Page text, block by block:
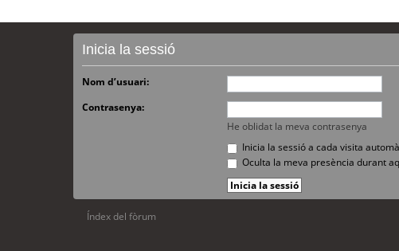
Inicia la sessió
Nom d’usuari:
Contrasenya:
He oblidat la meva contrasenya
Inicia la sessió a cada visita
Oculta la meva presència durant
Índex del fòrum